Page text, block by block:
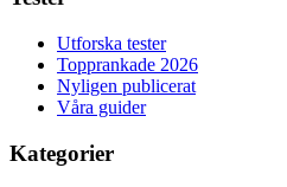
Utforska tester
Topprankade 2026
Nyligen publicerat
Våra guider
Kategorier